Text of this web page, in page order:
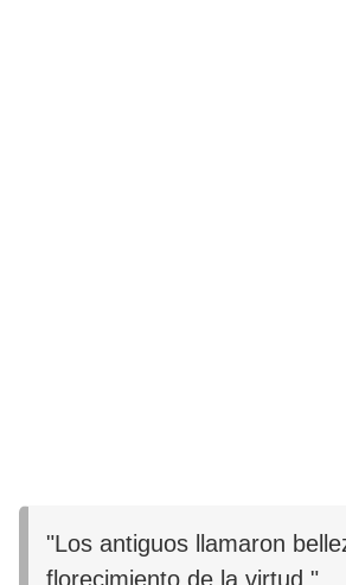
"Los antiguos llamaron
florecimiento de la virtud."